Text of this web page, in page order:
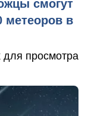
смогут
метеоров в
для просмотра